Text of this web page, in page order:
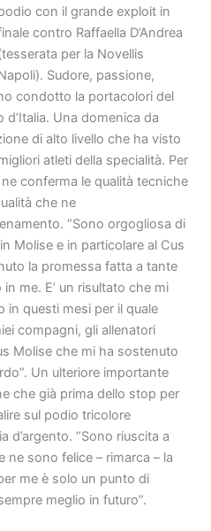
con il grande exploit in
contro Raffaella D’Andrea
per la Novellis
Sudore, passione,
condotto la portacolori del
Una domenica da
di alto livello che ha visto
atleti della specialità. Per
conferma le qualità tecniche
che ne
“Sono orgogliosa di
Molise e in particolare al Cus
la promessa fatta a tante
me. E’ un risultato che mi
in questi mesi per il quale
compagni, gli allenatori
Molise che mi ha sostenuto
Un ulteriore importante
che già prima dello stop per
sul podio tricolore
d’argento. “Sono riuscita a
ne sono felice – rimarca – la
me è solo un punto di
meglio in futuro”.